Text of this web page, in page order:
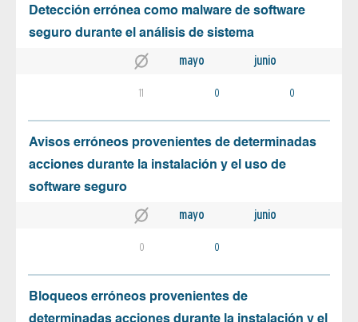
Detección errónea como malware de software
seguro durante el análisis de sistema
mayo junio
11 0 0
Avisos erróneos provenientes de determinadas
acciones durante la instalación y el uso de
software seguro
mayo junio
0 0
Bloqueos erróneos provenientes de